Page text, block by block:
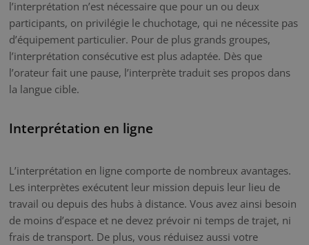
l’interprétation n’est nécessaire que pour un ou deux
participants, on privilégie le chuchotage, qui ne nécessite pas
d’équipement particulier. Pour de plus grands groupes,
l’interprétation consécutive est plus adaptée. Dès que
l’orateur fait une pause, l’interprète traduit ses propos dans
la langue cible.
Interprétation en ligne
L’interprétation en ligne comporte de nombreux avantages.
Les interprètes exécutent leur mission depuis leur lieu de
travail ou depuis des hubs à distance. Vous avez ainsi besoin
de moins d’espace et ne devez prévoir ni temps de trajet, ni
frais de transport. De plus, vous réduisez aussi votre